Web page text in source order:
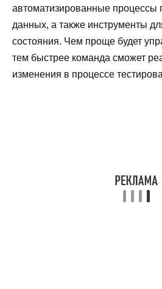
автоматизированные процессы
данных, а также инструменты
состояния. Чем проще будет
тем быстрее команда сможет
изменения в процессе